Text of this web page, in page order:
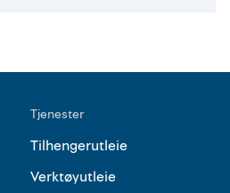
Tjenester
Tilhengerutleie
Verktøyutleie